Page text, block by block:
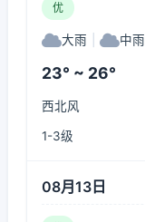
优
大雨 中雨
23° ~ 26°
西北风
1-3级
08月13日